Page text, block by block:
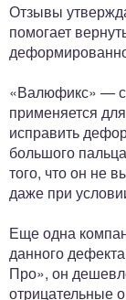
Отзывы
помогает
«Валюфикс» —
применяется
исправить
большого
того, что он не
даже при
Еще одна
данного
Про», он
отрицательные